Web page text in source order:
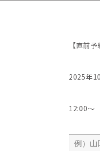
【直前
2025年
12:00〜